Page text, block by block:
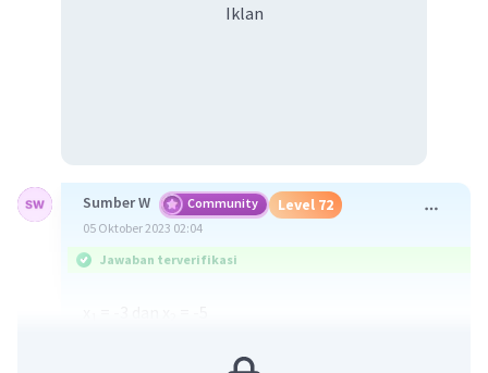
Iklan
Sumber W Community Level 72
05 Oktober 2023 02:04
Jawaban terverifikasi